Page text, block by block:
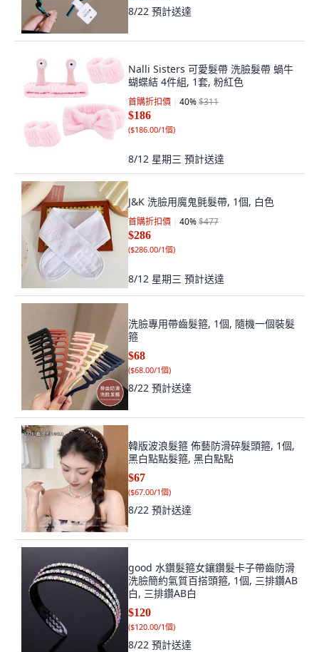
8/22 預計送達
Nalli Sisters 可愛髮帶 洗臉髮帶 蝸牛
蝴蝶結 4件組, 1套, 粉紅色
首購折扣價 40%$311
$186
($186.00/1個)
8/12 星期三 預計送達
J&K 洗臉用魔鬼氈髮帶, 1個, 白色
首購折扣價 40%$477
$286
($286.00/1個)
8/12 星期三 預計送達
洗臉專用帶齒髮箍, 1個, 隨機一個裝髮
箍
$68
($68.00/1個)
8/22 預計送達
韓版波浪髮箍 佈藝防滑碎髮頭箍, 1個,
黑白點點髮箍, 黑白點點
$67
($67.00/1個)
8/22 預計送達
good 水鑽髮箍女鑲鑽髮卡子帶齒防滑
洗臉簡約氣質百搭頭箍, 1個, 三排鑽AB
白, 三排鑽AB白
$120
($120.00/1個)
8/22 預計送達